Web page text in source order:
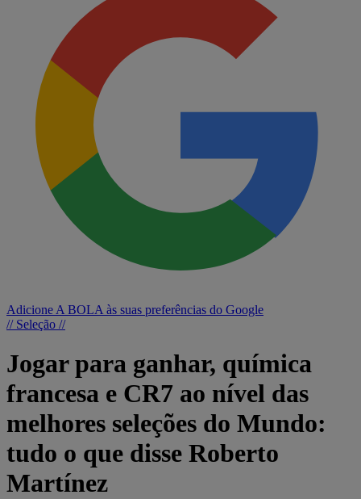
Adicione A BOLA às suas preferências do Google
// Seleção //
Jogar para ganhar, química
francesa e CR7 ao nível das
melhores seleções do Mundo:
tudo o que disse Roberto
Martínez